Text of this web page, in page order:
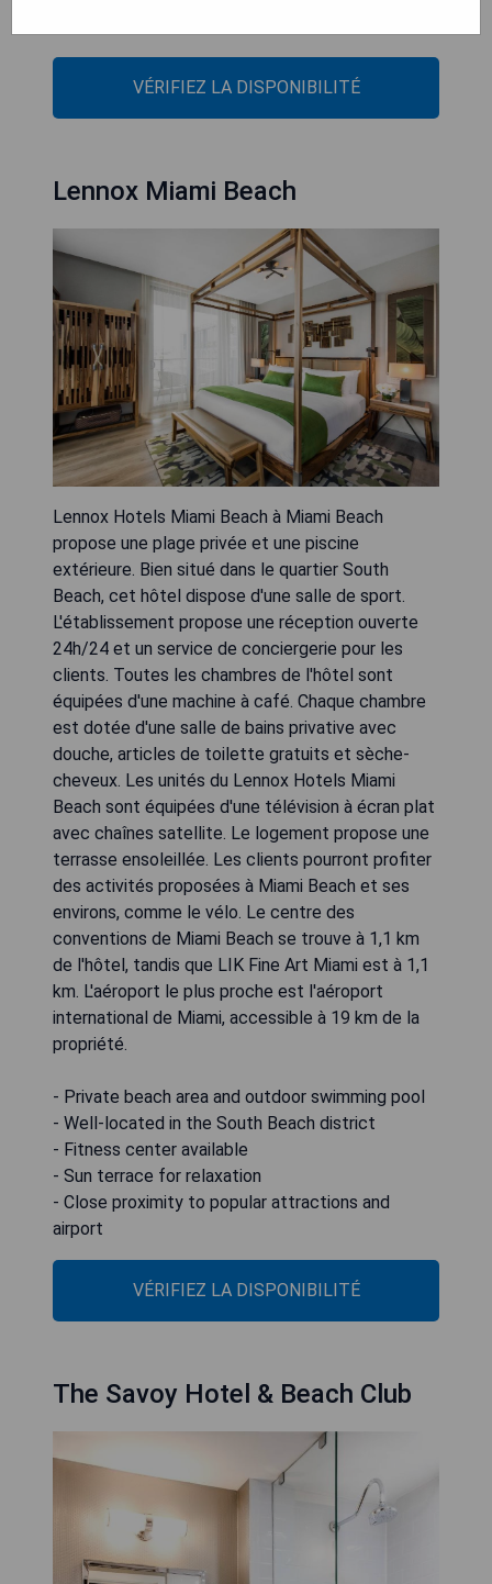
VÉRIFIEZ LA DISPONIBILITÉ
Lennox Miami Beach
Lennox Hotels Miami Beach à Miami Beach
propose une plage privée et une piscine
extérieure. Bien situé dans le quartier South
Beach, cet hôtel dispose d'une salle de sport.
L'établissement propose une réception ouverte
24h/24 et un service de conciergerie pour les
clients. Toutes les chambres de l'hôtel sont
équipées d'une machine à café. Chaque chambre
est dotée d'une salle de bains privative avec
douche, articles de toilette gratuits et sèche-
cheveux. Les unités du Lennox Hotels Miami
Beach sont équipées d'une télévision à écran plat
avec chaînes satellite. Le logement propose une
terrasse ensoleillée. Les clients pourront profiter
des activités proposées à Miami Beach et ses
environs, comme le vélo. Le centre des
conventions de Miami Beach se trouve à 1,1 km
de l'hôtel, tandis que LIK Fine Art Miami est à 1,1
km. L'aéroport le plus proche est l'aéroport
international de Miami, accessible à 19 km de la
propriété.
- Private beach area and outdoor swimming pool
- Well-located in the South Beach district
- Fitness center available
- Sun terrace for relaxation
- Close proximity to popular attractions and
airport
VÉRIFIEZ LA DISPONIBILITÉ
The Savoy Hotel & Beach Club